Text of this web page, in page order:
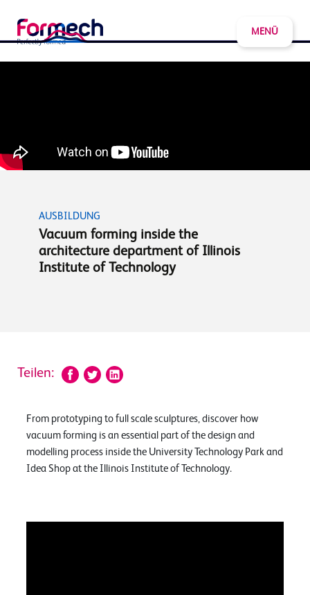
MENÜ
AUSBILDUNG
Vacuum forming inside the
architecture department of Illinois
Institute of Technology
Teilen:
From prototyping to full scale sculptures, discover how
vacuum forming is an essential part of the design and
modelling process inside the University Technology Park and
Idea Shop at the Illinois Institute of Technology.